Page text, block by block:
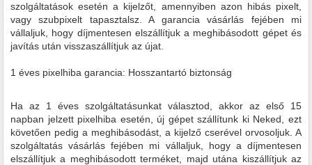
szolgáltatások esetén a kijelzőt, amennyiben azon hibás pixelt,
vagy szubpixelt tapasztalsz. A garancia vásárlás fejében mi
vállaljuk, hogy díjmentesen elszállítjuk a meghibásodott gépet és
javítás után visszaszállítjuk az újat.
1 éves pixelhiba garancia: Hosszantartó biztonság
Ha az 1 éves szolgáltatásunkat választod, akkor az első 15
napban jelzett pixelhiba esetén, új gépet szállítunk ki Neked, ezt
követően pedig a meghibásodást, a kijelző cserével orvosoljuk. A
szolgáltatás vásárlás fejében mi vállaljuk, hogy a díjmentesen
elszállítjuk a meghibásodott terméket, majd utána kiszállítjuk az